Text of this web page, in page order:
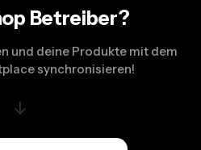
Betreiber?
und deine Produkte mit dem
synchronisieren!
↓